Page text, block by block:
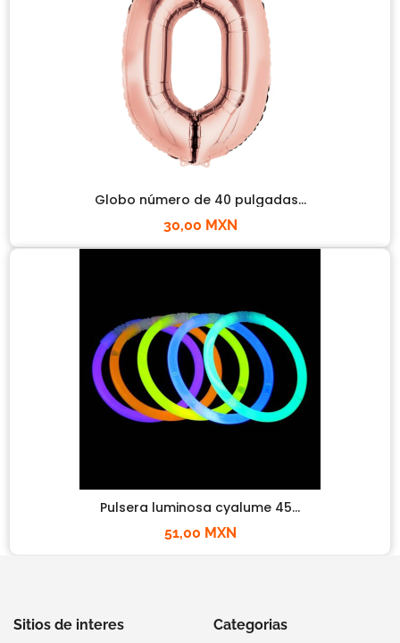
Globo número de 40 pulgadas...
30,00 MXN
Pulsera luminosa cyalume 45...
51,00 MXN
Sitios de interes Categorias